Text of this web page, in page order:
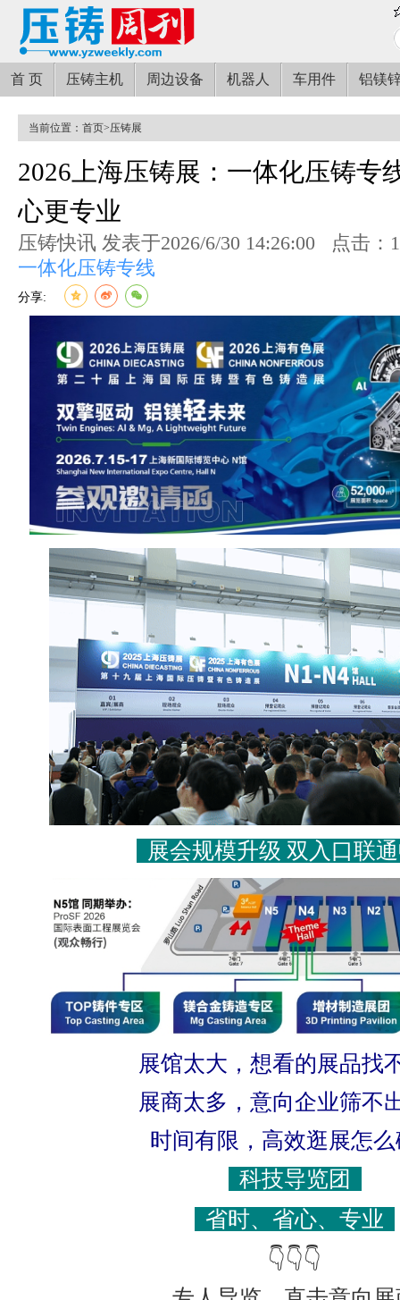
首 页 压铸主机 周边设备 机器人 车用件 铝镁
当前位置： 首页>压铸展
2026上海压铸展：一体化压铸专
心更专业
压铸快讯 发表于2026/6/30 14:26:00
点击：
一体化压铸专线
分享:
展会规模升级 双入口联
展馆太大，想看的展品找
展商太多，意向企业筛不
时间有限，高效逛展怎
科技导览团
省时、省心、专业
👇👇👇